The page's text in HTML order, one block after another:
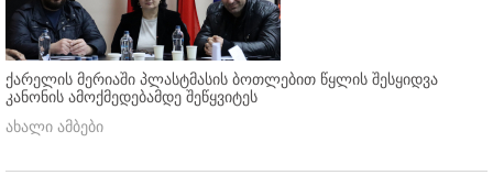
ქარელის მერიაში პლასტმასის ბოთლებით წყლის შესყიდვა
კანონის ამოქმედებამდე შეწყვიტეს
ახალი ამბები